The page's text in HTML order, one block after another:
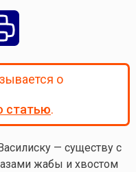
о
статью.
— существу с
жабы и хвостом